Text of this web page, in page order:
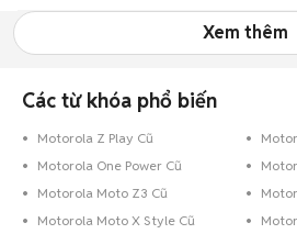
Xem thêm
Các từ khóa phổ biến
Motorola Z Play Cũ
Motorola One Power Cũ
Motorola Moto Z3 Cũ
Motorola Moto X Style Cũ